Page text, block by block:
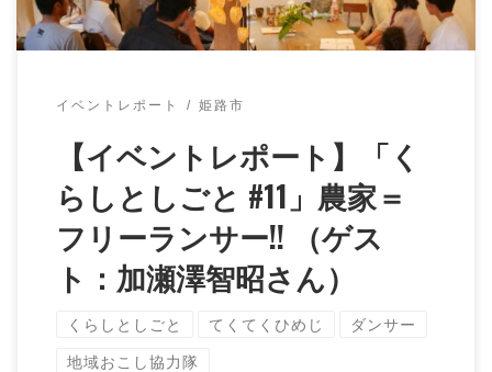
イベントレポート 姫路市
【イベントレポート】「く
らしとしごと #11」農家＝
フリーランサー!! （ゲス
ト：加瀬澤智昭さん）
くらしとしごと てくてくひめじ ダンサー
地域おこし協力隊